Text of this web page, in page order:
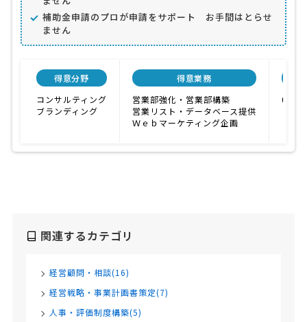
補助金申請のプロが申請をサポート お手間はとらせ
ません
得意分野
コンサルティング
ブランディング
得意業務
営業部強化・営業部構築
営業リスト・データベース提供
Ｗｅｂマーケティング企画
0円
関連するカテゴリ
経営顧問・相談(16)
経営戦略・事業計画書策定(7)
人事・評価制度構築(5)